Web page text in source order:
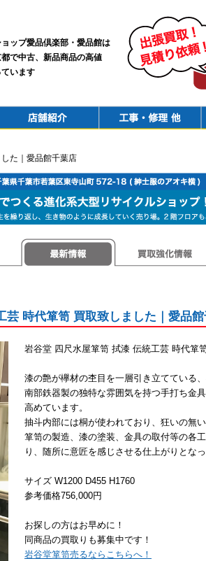
ップ愛品倶楽部・愛品館は
で中古、新品商品の高値
います
た｜愛品館千葉店
芸 時代箪笥 買取致しました｜愛品
岩谷堂 四尺水屋箪笥 拭漆 伝統工芸 時代箪
漆の艶が欅材の杢目を一層引き立てている、
南部鉄器製の独特な雰囲気を持つ手打ち金
高めています。
抽斗内部には桐が使われており、狂いの無い
箪笥の製造、漆の塗装、金具の取付等の各
り、随所に意匠を感じさせる仕上がりとなっ
サイズ W1200 D455 H1760
参考価格756,000円
お探しの方はお早めに！
同商品の買取りも募集中です！
岩谷堂箪笥売るならこちらへ！